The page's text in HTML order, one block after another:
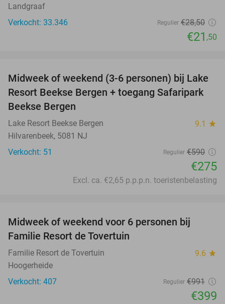
Landgraaf
Verkocht: 33.346
Regulier €28,50
€21 ,50
53%
Midweek of weekend (3-6 personen) bij Lake
Resort Beekse Bergen + toegang Safaripark
Beekse Bergen
Lake Resort Beekse Bergen 9.1 star
Hilvarenbeek, 5081 NJ
Verkocht: 51
Regulier €590
€275
Excl. ca. €2,65 p.p.p.n. toeristenbelasting
Midweek of weekend voor 6 personen bij
Familie Resort de Tovertuin
Familie Resort de Tovertuin 9.6 star
Hoogerheide
Verkocht: 407
Regulier €991
€399